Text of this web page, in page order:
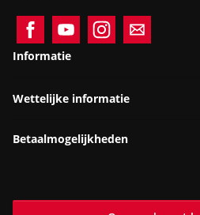
Informatie
Wettelijke informatie
Betaalmogelijkheden